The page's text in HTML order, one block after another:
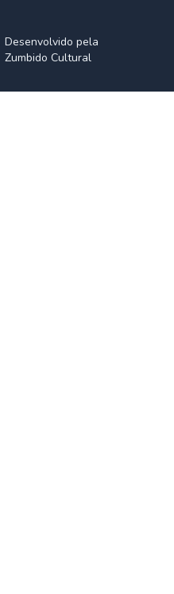
Desenvolvido pela
Zumbido Cultural